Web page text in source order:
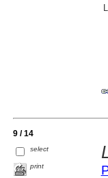
9 / 14
select
print